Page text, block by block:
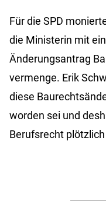
Für die SPD
die Ministerin mit
Änderungsantrag
vermenge. Erik
diese
worden sei und
Berufsrecht